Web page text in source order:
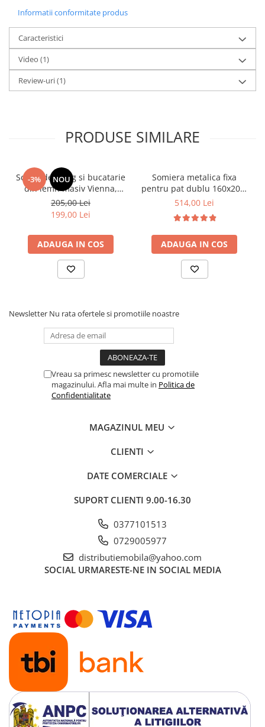
Informatii conformitate produs
Caracteristici
Video (1)
Review-uri(1)
PRODUSE SIMILARE
-3% NOU
Scaun de living si bucatarie
din lemn masiv Vienna,
tapiterie stofa,100 kg,
94x49x40 cm, nuc/bej
205,00 Lei
199,00 Lei
ADAUGA IN COS
Somiera metalica fixa
pentru pat dublu 160x200,
6 picioare, 32 lamele lemn
saltea ferm, negru
514,00 Lei
ADAUGA IN COS
Newsletter Nu rata ofertele si promotiile noastre
Vreau sa primesc newsletter cu promotiile
magazinului. Afla mai multe in Politica de
Confidentialitate
MAGAZINUL MEU
CLIENTI
DATE COMERCIALE
SUPORT CLIENTI 9.00-16.30
0377101513
0729005977
distributiemobila@yahoo.com
SOCIAL URMARESTE-NE IN SOCIAL MEDIA